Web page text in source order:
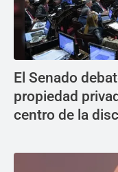
El Senado
propiedad
centro de la